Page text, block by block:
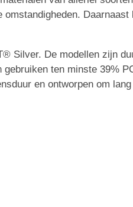
Silver. De modellen zijn
ten minste 39%
en ontworpen om